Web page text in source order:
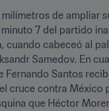
de ampliar
7 del partido
cuando cabeceó al
Samedov. En
Fernando Santos
cruce contra México
que Héctor